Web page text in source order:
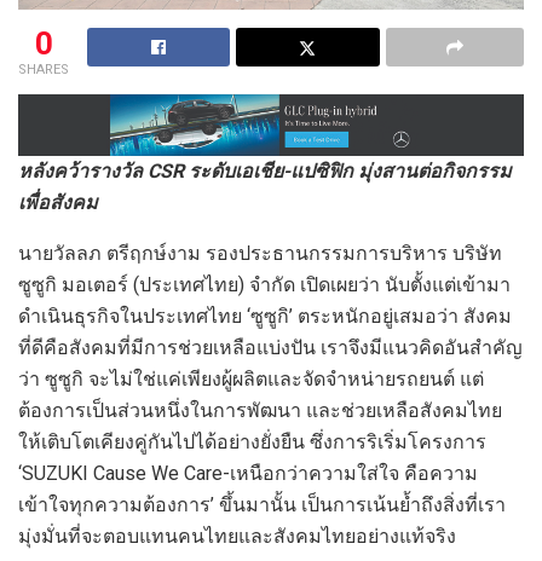
0
SHARES
หลังคว้ารางวัล CSR ระดับเอเชีย-แปซิฟิก มุ่งสานต่อกิจกรรม
เพื่อสังคม
นายวัลลภ ตรีฤกษ์งาม รองประธานกรรมการบริหาร บริษัท
ซูซูกิ มอเตอร์ (ประเทศไทย) จำกัด เปิดเผยว่า นับตั้งแต่เข้ามา
ดำเนินธุรกิจในประเทศไทย ‘ซูซูกิ’ ตระหนักอยู่เสมอว่า สังคม
ที่ดีคือสังคมที่มีการช่วยเหลือแบ่งปัน เราจึงมีแนวคิดอันสำคัญ
ว่า ซูซูกิ จะไม่ใช่แค่เพียงผู้ผลิตและจัดจำหน่ายรถยนต์ แต่
ต้องการเป็นส่วนหนึ่งในการพัฒนา และช่วยเหลือสังคมไทย
ให้เติบโตเคียงคู่กันไปได้อย่างยั่งยืน ซึ่งการริเริ่มโครงการ
‘SUZUKI Cause We Care-เหนือกว่าความใส่ใจ คือความ
เข้าใจทุกความต้องการ’ ขึ้นมานั้น เป็นการเน้นย้ำถึงสิ่งที่เรา
มุ่งมั่นที่จะตอบแทนคนไทยและสังคมไทยอย่างแท้จริง